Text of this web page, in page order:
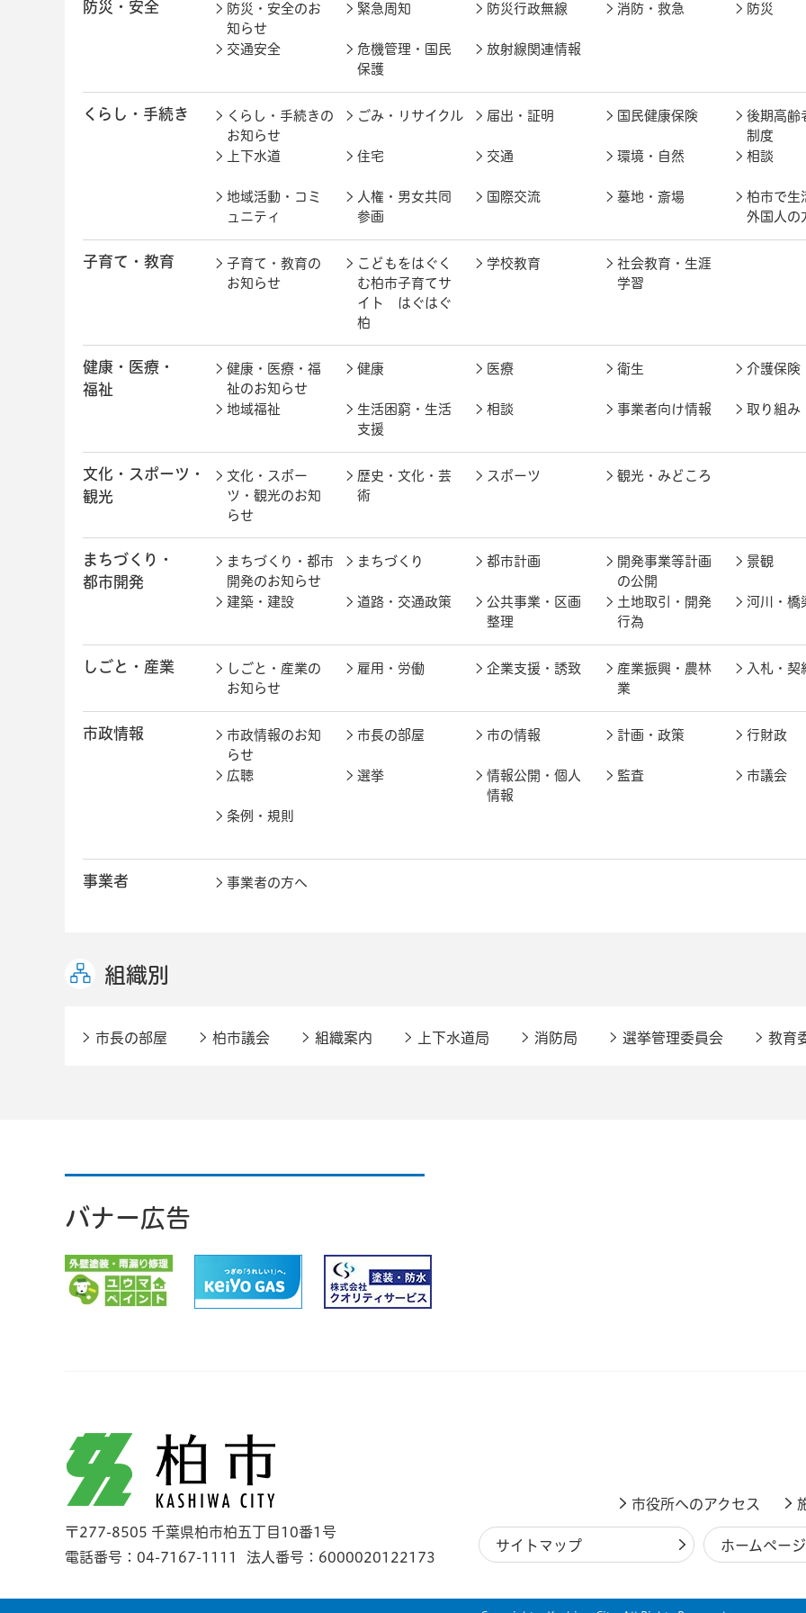
防災・安全
防災・安全のお
知らせ
緊急周知 防災行政無線 消防・救急 防災
交通安全
危機管理・国民
保護
放射線関連情報
くらし・手続き
くらし・手続きの
お知らせ
ごみ・リサイクル 届出・証明 国民健康保険
後期高齢
制度
上下水道
住宅 交通 環境・自然 相談
地域活動・コミ
ュニティ
人権・男女共同
参画
国際交流 墓地・斎場
柏市で生
外国人の
子育て・教育
子育て・教育の
お知らせ
こどもをはぐく
む柏市子育てサ
イト はぐはぐ
柏
学校教育
社会教育・生涯
学習
健康・医療・
福祉
健康・医療・福
祉のお知らせ
健康 医療 衛生 介護保険
地域福祉
生活困窮・生活
支援
相談 事業者向け情報 取り組み
文化・スポーツ・
観光
文化・スポー
ツ・観光のお知
らせ
歴史・文化・芸
術
スポーツ 観光・みどころ
まちづくり・
都市開発
まちづくり・都市
開発のお知らせ
まちづくり 都市計画
開発事業等計画
の公開
景観
建築・建設 道路・交通政策
公共事業・区画
整理
土地取引・開発
行為
河川・橋
しごと・産業
しごと・産業の
お知らせ
雇用・労働 企業支援・誘致
産業振興・農林
業
入札・契
市政情報
市政情報のお知
らせ
市長の部屋 市の情報 計画・政策 行財政
広聴 選挙
情報公開・個人
情報
監査 市議会
条例・規則
事業者 事業者の方へ
組織別
市長の部屋 柏市議会 組織案内 上下水道局 消防局 選挙管理委員会 教育
バナー広告
柏市
〒277-8505 千葉県柏市柏五丁目10番1号
電話番号：04-7167-1111
法人番号：6000020122173
市役所へのアクセス
サイトマップ ホームペー